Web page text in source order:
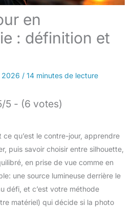
en
: définition et
2026 / 14 minutes de lecture
5 - (6 votes)
qu’est le contre-jour, apprendre
puis savoir choisir entre silhouette,
en prise de vue comme en
une source lumineuse derrière le
défi, et c’est votre méthode
matériel) qui décide si la photo